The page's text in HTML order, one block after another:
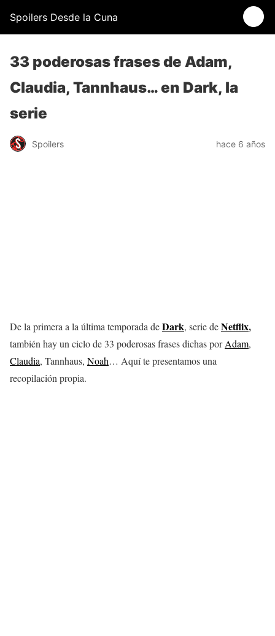
Spoilers Desde la Cuna
33 poderosas frases de Adam,
Claudia, Tannhaus… en Dark, la
serie
Spoilers hace 6 años
De la primera a la última temporada deDark, serie deNetflix,
también hay un ciclo de 33 poderosas frases dichas porAdam,
Claudia, Tannhaus, Noah… Aquí te presentamos una
recopilación propia.